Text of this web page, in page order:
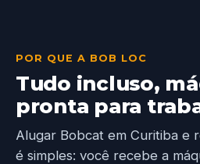
POR QUE A BOB LOC
Tudo incluso,
pronta para
Alugar Bobcat em Curitiba e
é simples: você recebe a